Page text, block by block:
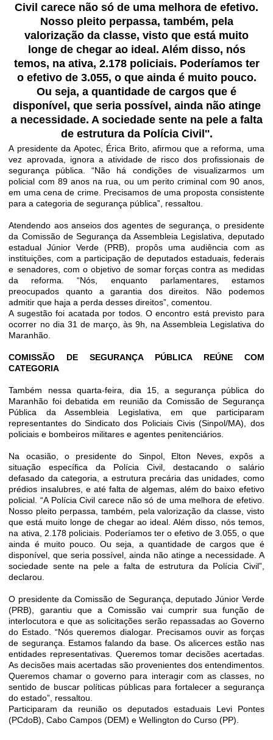
Civil carece não só de uma melhora de efetivo.
Nosso pleito perpassa, também, pela
valorização da classe, visto que está muito
longe de chegar ao ideal. Além disso, nós
temos, na ativa, 2.178 policiais. Poderíamos ter
o efetivo de 3.055, o que ainda é muito pouco.
Ou seja, a quantidade de cargos que é
disponível, que seria possível, ainda não atinge
a necessidade. A sociedade sente na pele a falta
de estrutura da Polícia Civil''.
A presidente da Apotec, Érica Brito, afirmou que a reforma, uma
vez aprovada, ignora a atividade​ de risco dos profissionais de
segurança pública. “Não há condições de visualizarmos um
policial com 89 anos na rua, ou um perito criminal com 90 anos,
em uma cena de crime. Precisamos de uma proposta consistente
para a categoria de segurança pública”, ressaltou.
Atendendo aos anseios dos agentes de segurança, o presidente
da Comissão de Segurança da Assembleia Legislativa, deputado
estadual Júnior Verde (PRB), propôs uma audiência com as
instituições, com a participação de deputados estaduais, federais
e senadores, com o objetivo de somar forças contra as medidas
da reforma. “Nós, enquanto parlamentares, estamos
preocupados quanto a garantia dos direitos. Não podemos
admitir que haja a perda desses direitos”, comentou.
A sugestão foi acatada por todos. O encontro está previsto para
ocorrer no dia 31 de março, às 9h, na Assembleia Legislativa do
Maranhão.
COMISSÃO DE SEGURANÇA PÚBLICA REÚNE COM
CATEGORIA
Também nessa quarta-feira, dia 15, a segurança pública do
Maranhão foi debatida em reunião da Comissão de Segurança
Pública da Assembleia Legislativa, em que participaram
representantes do Sindicato dos Policiais Civis (Sinpol/MA), dos
policiais e bombeiros militares e agentes penitenciários.
Na ocasião, o presidente do Sinpol, Elton Neves, expôs a
situação específica da Polícia Civil, destacando o salário
defasado da categoria, a estrutura precária das unidades, como
prédios insalubres, e até falta de algemas, além do baixo efetivo
policial. “A Polícia Civil carece não só de uma melhora de efetivo.
Nosso pleito perpassa, também, pela valorização da classe, visto
que está muito longe de chegar ao ideal. Além disso, nós temos,
na ativa, 2.178 policiais. Poderíamos ter o efetivo de 3.055, o que
ainda é muito pouco. Ou seja, a quantidade de cargos que é
disponível, que seria possível, ainda não atinge a necessidade. A
sociedade sente na pele a falta de estrutura da Polícia Civil”,
declarou.
O presidente da Comissão de Segurança, deputado Júnior Verde
(PRB), garantiu que a Comissão vai cumprir sua função de
interlocutora e que as solicitações serão repassadas ao Governo
do Estado. “Nós queremos dialogar. Precisamos ouvir as forças
de segurança. Estamos falando da base. Os alicerces estão nas
entidades representativas. Queremos tomar decisões acertadas.
As decisões mais acertadas são provenientes dos entendimentos.
Queremos chamar o governo para interagir com as classes, no
sentido de buscar políticas públicas para fortalecer a segurança
do estado”, ressaltou.
Participaram da reunião os deputados estaduais Levi Pontes
(PCdoB), Cabo Campos (DEM) e Wellington do Curso (PP).